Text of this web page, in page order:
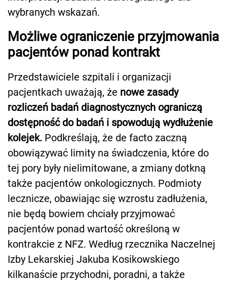
wybranych wskazań.
Możliwe ograniczenie przyjmowania
pacjentów ponad kontrakt
Przedstawiciele szpitali i organizacji
pacjentkach uważają, że nowe zasady
rozliczeń badań diagnostycznych ograniczą
dostępność do badań i spowodują wydłużenie
kolejek. Podkreślają, że de facto zaczną
obowiązywać limity na świadczenia, które do
tej pory były nielimitowane, a zmiany dotkną
także pacjentów onkologicznych. Podmioty
lecznicze, obawiając się wzrostu zadłużenia,
nie będą bowiem chciały przyjmować
pacjentów ponad wartość określoną w
kontrakcie z NFZ. Według rzecznika Naczelnej
Izby Lekarskiej Jakuba Kosikowskiego
kilkanaście przychodni, poradni, a także